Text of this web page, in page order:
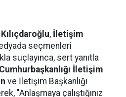
Kılıçdaroğlu, İletişim
seçmenleri
suçlayınca, sert yanıtla
Cumhurbaşkanlığı İletişim
ve İletişim Başkanlığı
"Anlaşmaya çalıştığınız